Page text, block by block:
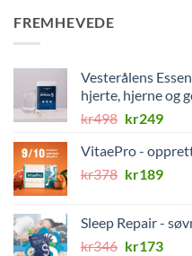
FREMHEVEDE
Vesterålens
hjerte, hjerne og
kr498 Opprinnelig
var:
kr498.
kr249
er:
VitaePro -
kr378 Opprinnelig
kr378.
kr189
Sleep Repair -
kr346 Opprinnelig
kr173